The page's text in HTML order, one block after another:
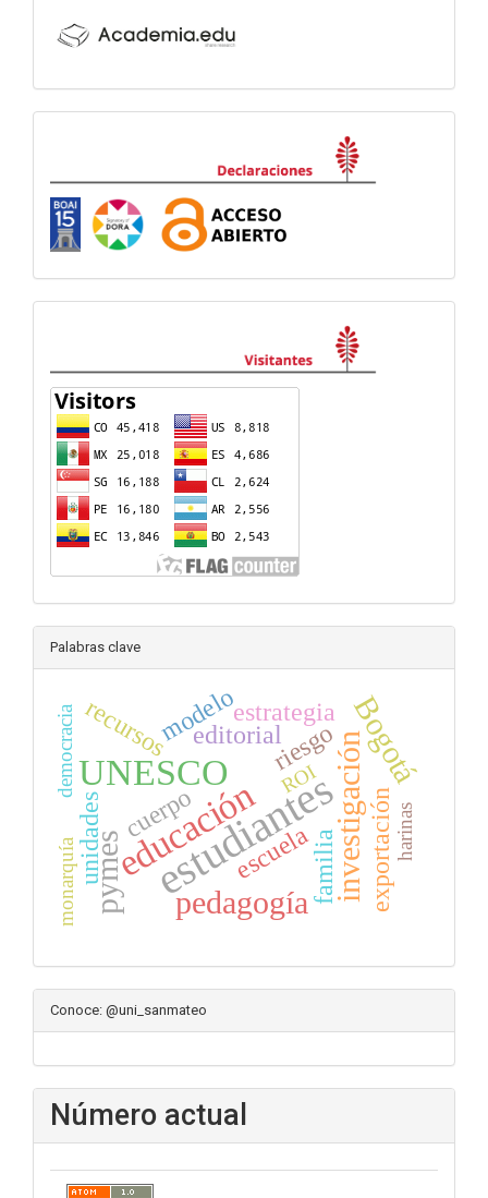
Palabras clave
estudiantes
educación
UNESCO investigación
pedagogía
Bogotá
pymes escuela
riesgo
exportación
cuerpo
familia
recursos
unidades
editorial
modeloestrategia
democracia
harinas
monarquía
ROI
Conoce: @uni_sanmateo
Número actual